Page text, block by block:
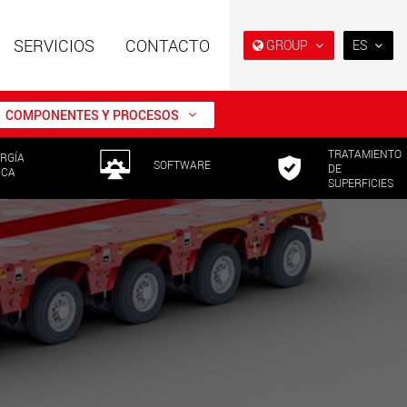
GROUP
especiales con
modular para
Remolques especiales,
diseñados para el mercado
www.maxtrailer.us
especiales para
desde 20 t
t
Vehículos eléctricos a batería
con capacidades de carga a
partir de 5 t
www.morello.eu.com
ES
NL
IT
SERVICIOS CONTACTO
COMPONENTES Y PROCESOS
SOFTWARE
TRATAMIENTO
DE
SUPERFICIES